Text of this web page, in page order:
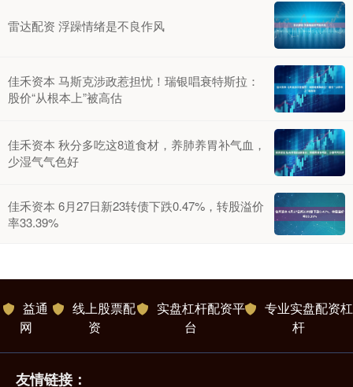
雷达配资 浮躁情绪是不良作风
佳禾资本 马斯克涉政惹担忧！瑞银唱衰特斯拉：
股价“从根本上”被高估
佳禾资本 秋分多吃这8道食材，养肺养胃补气血，
少湿气气色好
佳禾资本 6月27日新23转债下跌0.47%，转股溢价
率33.39%
益通
网
线上股票配
资
实盘杠杆配资平
台
专业实盘配资杠
杆
友情链接：